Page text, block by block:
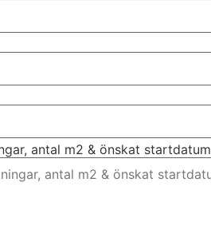
antal m2 & önskat startdatum